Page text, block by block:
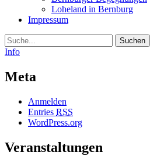
Loheland in Bernburg
Impressum
Suche
Info
Meta
Anmelden
Entries RSS
WordPress.org
Veranstaltungen